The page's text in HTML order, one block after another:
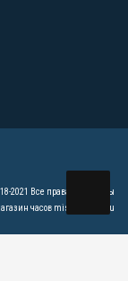
2021 Все права защищены
часов mister-watch.ru